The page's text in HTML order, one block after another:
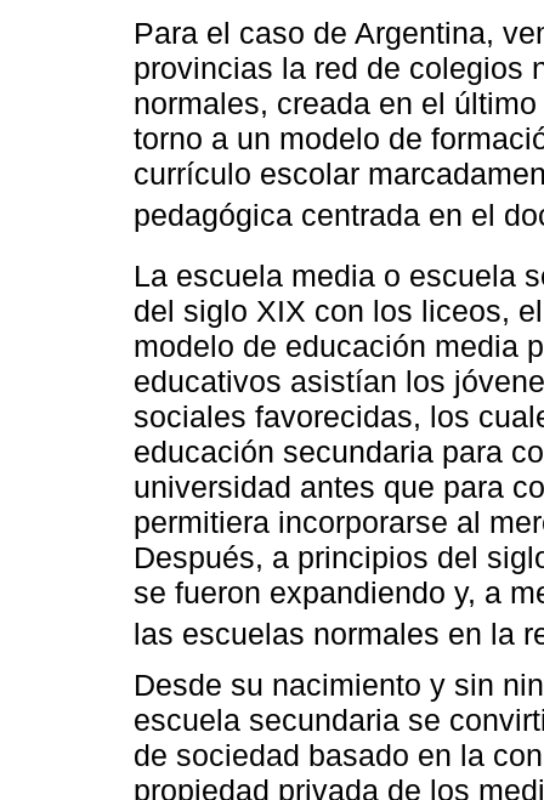
Para el caso de Argentina,
provincias la red de colegios
normales, creada en el
torno a un modelo de
currículo escolar
pedagógica centrada en el
La escuela media o escuela
del siglo XIX con los liceos,
modelo de educación media
educativos asistían los
sociales favorecidas, los
educación secundaria para
universidad antes que para
permitiera incorporarse al
Después, a principios del
se fueron expandiendo y, a
las escuelas normales en la
Desde su nacimiento y sin
escuela secundaria se
de sociedad basado en la
propiedad privada de los